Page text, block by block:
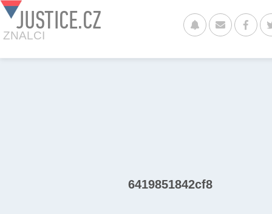
JUSTICE.CZ
ZNALCI
6419851842cf8